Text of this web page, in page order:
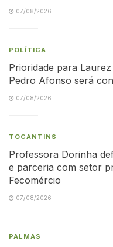
07/08/2026
POLÍTICA
Prioridade para
Pedro Afonso será
07/08/2026
TOCANTINS
Professora Dorinha
e parceria com setor
Fecomércio
07/08/2026
PALMAS